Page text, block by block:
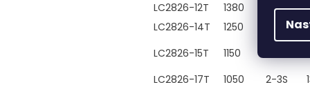
LC2826-12T
1380 2-3S
LC2826-14T
1250 2-3S
LC2826-15T
1150
LC2826-17T
1050 2-3S